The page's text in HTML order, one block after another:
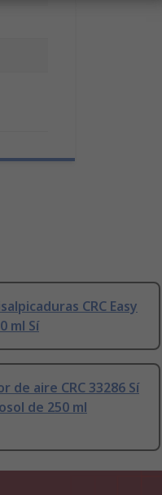
CRC Easy
ml Sí
de aire CRC 33286 Sí
de 250 ml